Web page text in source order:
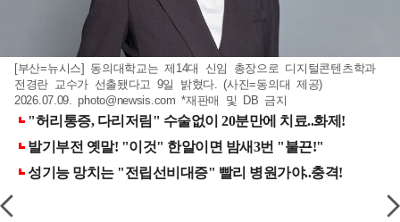
[부산=뉴시스] 동의대학교는 제14대 신임 총장으로 디지털콘텐츠학과
전경란 교수가 선출됐다고 9일 밝혔다. (사진=동의대 제공)
2026.07.09.photo@newsis.com *재판매 및 DB 금지